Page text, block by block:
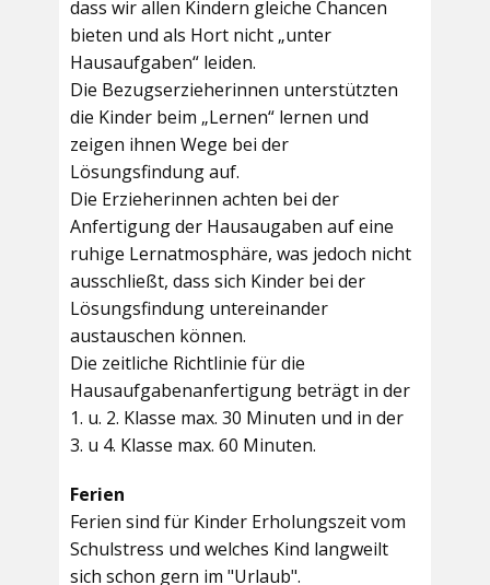
dass wir allen Kindern gleiche Chancen
bieten und als Hort nicht „unter
Hausaufgaben“ leiden.
Die Bezugserzieherinnen unterstützten
die Kinder beim „Lernen“ lernen und
zeigen ihnen Wege bei der
Lösungsfindung auf.
Die Erzieherinnen achten bei der
Anfertigung der Hausaugaben auf eine
ruhige Lernatmosphäre, was jedoch nicht
ausschließt, dass sich Kinder bei der
Lösungsfindung untereinander
austauschen können.
Die zeitliche Richtlinie für die
Hausaufgabenanfertigung beträgt in der
1. u. 2. Klasse max. 30 Minuten und in der
3. u 4. Klasse max. 60 Minuten.
Ferien
Ferien sind für Kinder Erholungszeit vom
Schulstress und welches Kind langweilt
sich schon gern im "Urlaub".